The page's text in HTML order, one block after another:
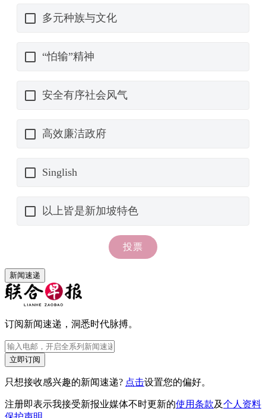
新闻速递
订阅新闻速递，洞悉时代脉搏。
立即订阅
只想接收感兴趣的新闻速递? 点击设置您的偏好。
注册即表示我接受新报业媒体不时更新的使用条款及个人资料